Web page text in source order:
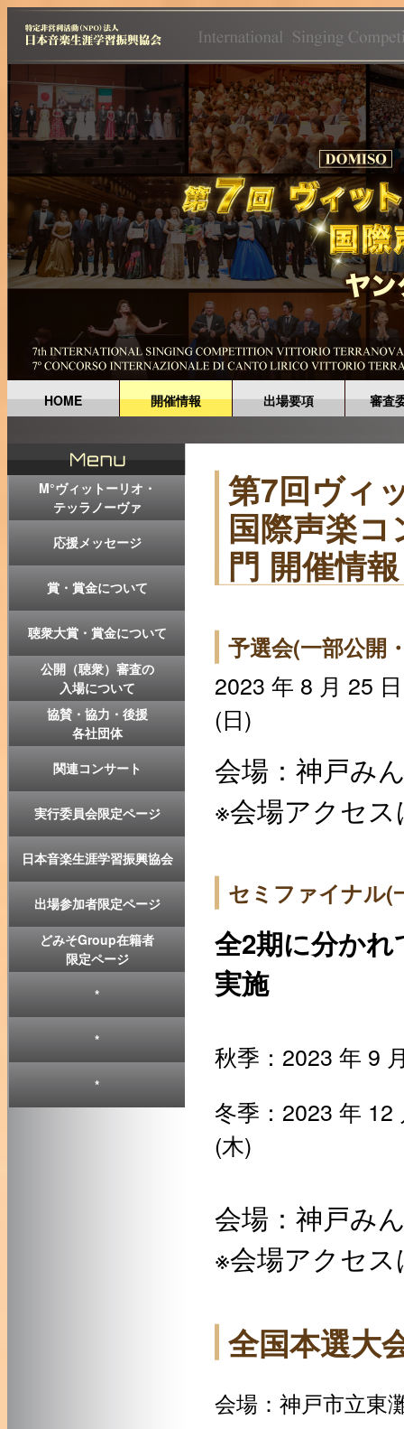
HOME 開催情報 出場要項 審査
M°ヴィットーリオ・
テッラノーヴァ
応援メッセージ
賞・賞金について
聴衆大賞・賞金について
公開（聴衆）審査の
入場について
協賛・協力・後援
各社団体
関連コンサート
実行委員会限定ページ
日本音楽生涯学習振興協会
出場参加者限定ページ
どみそGroup在籍者
限定ページ
*
*
*
第7回ヴィ
国際声楽
門 開催情報
予選会(一部公開
2023 年 8 月 25
(日)
会場：神戸み
※会場アクセス
セミファイナル(
全2期に分か
実施
秋季：2023 年 9
冬季：2023 年 12
(木)
会場：神戸み
※会場アクセス
全国本選大
会場：神戸市立東